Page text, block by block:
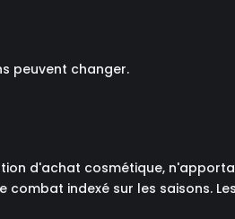
peuvent changer.
d'achat cosmétique,
indexé sur les saisons.